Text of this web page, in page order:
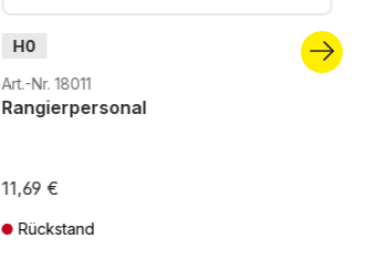
H0
Art.-Nr. 18011
Rangierpersonal
11,69 €
Rückstand